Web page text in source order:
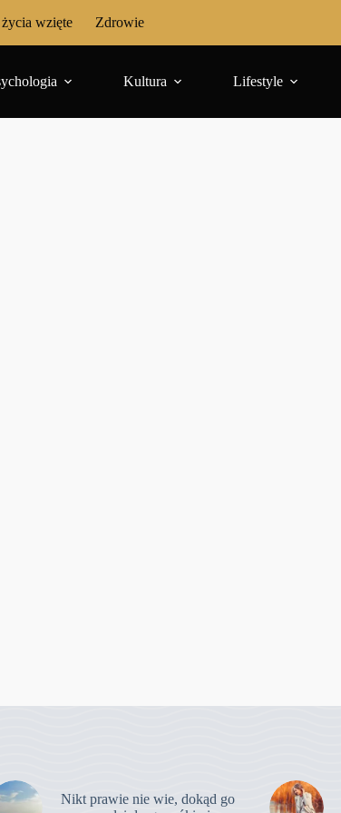
wzięte Zdrowie
Kultura Lifestyle
Nikt prawie nie wie, dokąd go